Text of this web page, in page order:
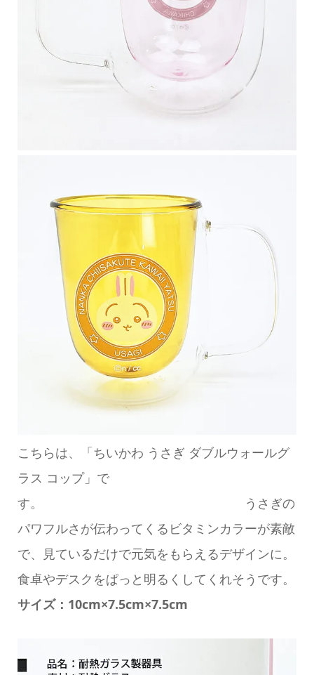
こちらは、「ちいかわ うさぎ ダブルウォールグ
ラス コップ」で
す。 うさぎの
パワフルさが伝わってくるビタミンカラーが素敵
で、見ているだけで元気をもらえるデザインに。
食卓やデスクをぱっと明るくしてくれそうです。
サイズ：10cm×7.5cm×7.5cm